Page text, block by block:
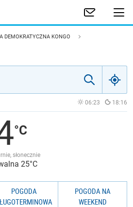
DEMOKRATYCZNA KONGO
06:23 18:16
słonecznie
25°C
POGODA
POGODA NA
WEEKEND